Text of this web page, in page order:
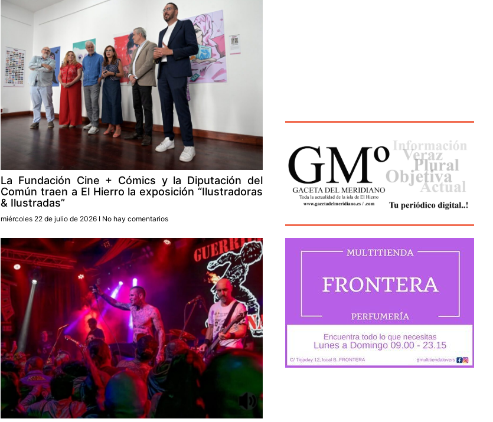
La Fundación Cine + Cómics y la Diputación del
Común traen a El Hierro la exposición “Ilustradoras
& Ilustradas”
miércoles 22 de julio de 2026 No hay comentarios